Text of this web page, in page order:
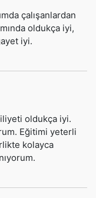
çalışanlardan
oldukça iyi,
iyi.
oldukça iyi.
Eğitimi yeterli
kolayca